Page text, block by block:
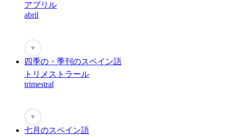
アブリル
abril
♥
四季の・季刊のスペイン語
トリメストラール
trimestral
♥
七月のスペイン語